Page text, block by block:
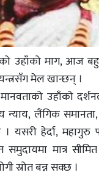
उहाँको माग, आज
मेल खान्छन् ।
उहाँको
न्याय, लैंगिक
। यसरी हेर्दा,
मात्र
स्रोत बन्न सक्छ ।